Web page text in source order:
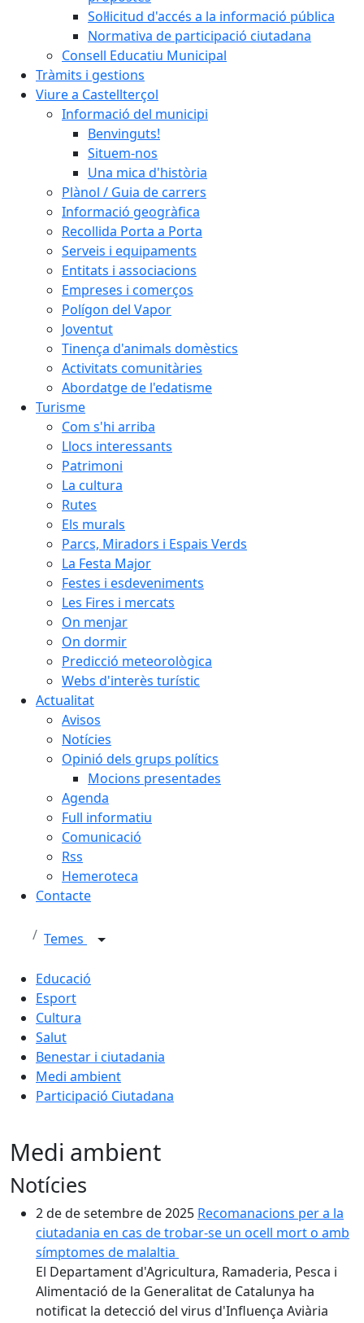
Sol·licitud d'accés a la informació pública
Normativa de participació ciutadana
Consell Educatiu Municipal
Tràmits i gestions
Viure a Castellterçol
Informació del municipi
Benvinguts!
Situem-nos
Una mica d'història
Plànol / Guia de carrers
Informació geogràfica
Recollida Porta a Porta
Serveis i equipaments
Entitats i associacions
Empreses i comerços
Polígon del Vapor
Joventut
Tinença d'animals domèstics
Activitats comunitàries
Abordatge de l'edatisme
Turisme
Com s'hi arriba
Llocs interessants
Patrimoni
La cultura
Rutes
Els murals
Parcs, Miradors i Espais Verds
La Festa Major
Festes i esdeveniments
Les Fires i mercats
On menjar
On dormir
Predicció meteorològica
Webs d'interès turístic
Actualitat
Avisos
Notícies
Opinió dels grups polítics
Mocions presentades
Agenda
Full informatiu
Comunicació
Rss
Hemeroteca
Contacte
Temes
Educació
Esport
Cultura
Salut
Benestar i ciutadania
Medi ambient
Participació Ciutadana
Medi ambient
Notícies
2 de de setembre de 2025 Recomanacions per a la
ciutadania en cas de trobar-se un ocell mort o amb
símptomes de malaltia
El Departament d'Agricultura, Ramaderia, Pesca i
Alimentació de la Generalitat de Catalunya ha
notificat la detecció del virus d'Influença Aviària